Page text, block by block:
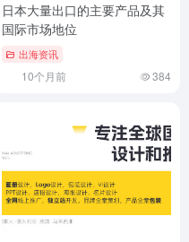
日本大量出口的主要产品及其
国际市场地位
出海资讯
10个月前 384